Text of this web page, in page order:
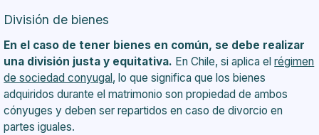
División de bienes
En el caso de tener bienes en común, se debe realizar
una división justa y equitativa. En Chile, si aplica elrégimen
de sociedad conyugal , lo que significa que los bienes
adquiridos durante el matrimonio son propiedad de ambos
cónyuges y deben ser repartidos en caso de divorcio en
partes iguales.